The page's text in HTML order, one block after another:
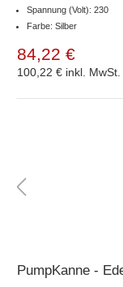
Spannung (Volt): 230
Farbe: Silber
84,22 €
100,22 € inkl. MwSt.
PumpKanne -